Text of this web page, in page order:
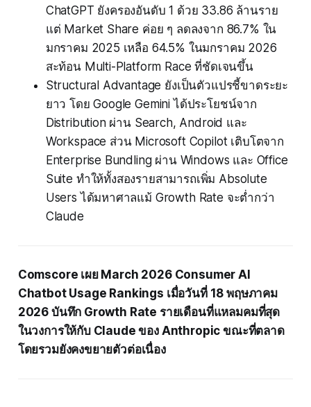
ChatGPT ยังครองอันดับ 1 ด้วย 33.86 ล้านราย
แต่ Market Share ค่อย ๆ ลดลงจาก 86.7% ใน
มกราคม 2025 เหลือ 64.5% ในมกราคม 2026
สะท้อน Multi-Platform Race ที่ชัดเจนขึ้น
Structural Advantage ยังเป็นตัวแปรชี้ขาดระยะ
ยาว โดย Google Gemini ได้ประโยชน์จาก
Distribution ผ่าน Search, Android และ
Workspace ส่วน Microsoft Copilot เติบโตจาก
Enterprise Bundling ผ่าน Windows และ Office
Suite ทำให้ทั้งสองรายสามารถเพิ่ม Absolute
Users ได้มหาศาลแม้ Growth Rate จะต่ำกว่า
Claude
Comscore เผย March 2026 Consumer AI
Chatbot Usage Rankings เมื่อวันที่ 18 พฤษภาคม
2026 บันทึก Growth Rate รายเดือนที่แหลมคมที่สุด
ในวงการให้กับ Claude ของ Anthropic ขณะที่ตลาด
โดยรวมยังคงขยายตัวต่อเนื่อง